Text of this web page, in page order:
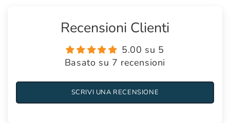
Recensioni Clienti
5.00 su 5
Basato su 7 recensioni
SCRIVI UNA RECENSIONE